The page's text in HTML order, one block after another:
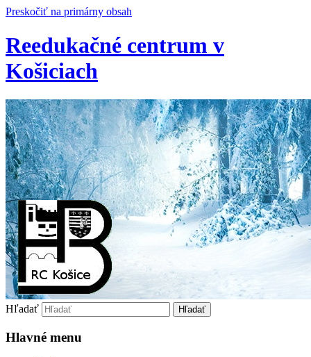
Preskočiť na primárny obsah
Reedukačné centrum v
Košiciach
Hľadať
Hlavné menu